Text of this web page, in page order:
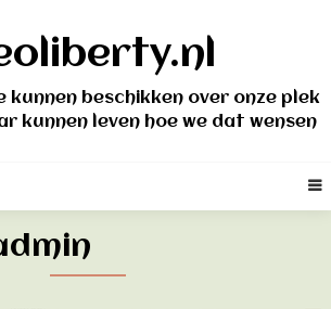
kunnen beschikken over onze plek
kunnen leven hoe we dat wensen